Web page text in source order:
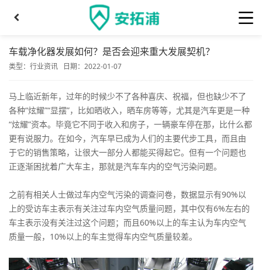
车载净化器发展如何？是否会迎来重大发展契机？
类型： 行业资讯 日期：2022-01-07
马上临近新年，过年的时候少不了各种喜庆、祝福，但也缺少不了
各种“炫耀”“显摆”，比如晒收入，晒车房等等，尤其是汽车更是一种
“炫耀”资本。毕竟它不同于收入和房子，一辆豪车停在那，比什么都
更有说服力。在如今，汽车早已成为人们的主要代步工具，而且由
于它的销售策略，让很大一部分人都能买得起它。但有一个问题也
正逐渐困扰着广大车主，那就是汽车车内的空气污染问题。
之前有相关人士做过车内空气污染的调查问卷，数据显示有90%以
上的受访车主表示有关注过车内空气质量问题，其中仅有6%左右的
车主表示没有关注过这个问题；而且60%以上的车主认为车内空气
质量一般，10%以上的车主觉得车内空气质量较差。